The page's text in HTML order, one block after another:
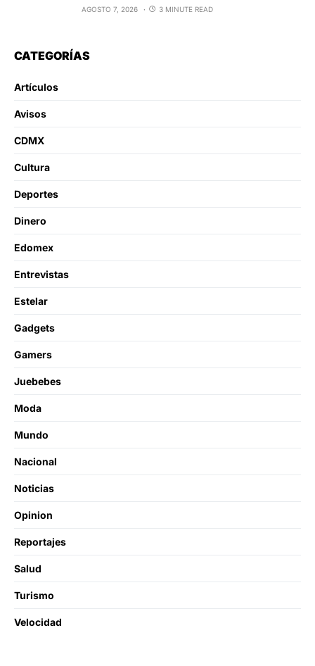
AGOSTO 7, 2026 3 MINUTE READ
CATEGORÍAS
Artículos
Avisos
CDMX
Cultura
Deportes
Dinero
Edomex
Entrevistas
Estelar
Gadgets
Gamers
Juebebes
Moda
Mundo
Nacional
Noticias
Opinion
Reportajes
Salud
Turismo
Velocidad